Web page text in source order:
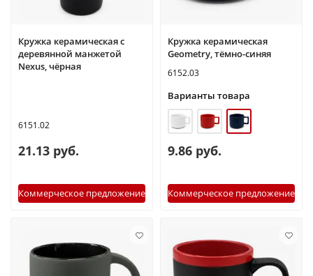
Кружка керамическая с
деревянной манжетой
Nexus, чёрная
6151.02
21.13 руб.
Коммерческое предложение
Кружка керамическая
Geometry, тёмно-синяя
6152.03
Варианты товара
9.86 руб.
Коммерческое предложение